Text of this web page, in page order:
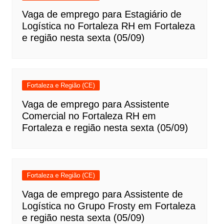
Vaga de emprego para Estagiário de
Logística no Fortaleza RH em Fortaleza
e região nesta sexta (05/09)
Fortaleza e Região (CE)
Vaga de emprego para Assistente
Comercial no Fortaleza RH em
Fortaleza e região nesta sexta (05/09)
Fortaleza e Região (CE)
Vaga de emprego para Assistente de
Logística no Grupo Frosty em Fortaleza
e região nesta sexta (05/09)